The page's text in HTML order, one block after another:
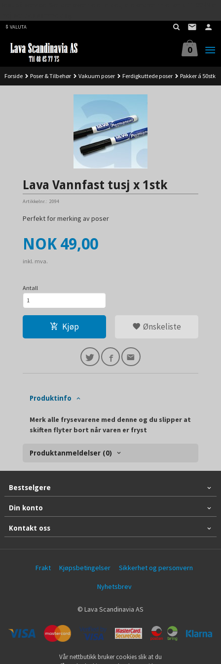
VALUTA
0
Forside Poser & Tilbehør Vakuum poser Ferdigkuttede poser Pakker á 50stk
Lava Vannfast tusj x 1stk
Artikkelnr.: 2094
Perfekt for merking av poser
Pris
NOK 49,00
inkl. mva.
Antall
Kjøp Ønskeliste
Produktinfo
Merk alle frysevarene med denne og du slipper at
skiften flyter bort når varen er fryst
Produktanmeldelser (0)
Bestselgere
Din konto
Kontakt oss
Frakt Kjøpsbetingelser Sikkerhet og personvern
Nyhetsbrev
© Lava Scandinavia AS
Vår nettbutikk bruker cookies slik at du